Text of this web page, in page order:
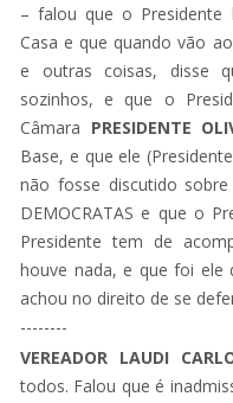
– falou que o Presidente
Casa e que quando vão
e outras coisas, disse
sozinhos, e que o
Câmara PRESIDENTE
Base, e que ele
não fosse discutido
DEMOCRATAS e que o
Presidente tem de
houve nada, e que foi
achou no direito de se
--------
VEREADOR LAUDI
todos. Falou que é